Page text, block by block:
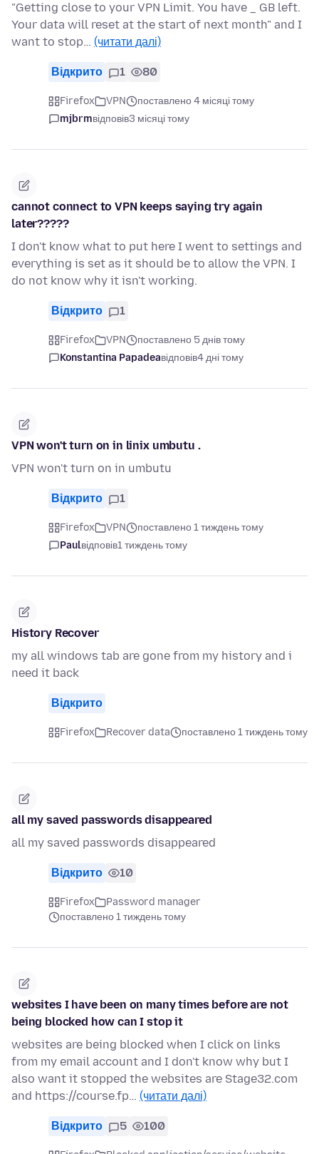
"Getting close to your VPN Limit. You have _ GB left.
Your data will reset at the start of next month" and I
want to stop… (читати далі)
Відкрито 1 80
Firefox VPN
поставлено 4 місяці тому
mjbrmвідповів3 місяці тому
cannot connect to VPN keeps saying try again
later?????
I don't know what to put here I went to settings and
everything is set as it should be to allow the VPN. I
do not know why it isn't working.
Відкрито 1
Firefox VPN
поставлено 5 днів тому
Konstantina Papadeaвідповів4 дні тому
VPN won't turn on in linix umbutu .
VPN won't turn on in umbutu
Відкрито 1
Firefox VPN
поставлено 1 тиждень тому
Paulвідповів1 тиждень тому
History Recover
my all windows tab are gone from my history and i
need it back
Відкрито
Firefox Recover data поставлено 1 тиждень тому
all my saved passwords disappeared
all my saved passwords disappeared
Відкрито 10
Firefox
Password manager
поставлено 1 тиждень тому
websites I have been on many times before are not
being blocked how can I stop it
websites are being blocked when I click on links
from my email account and I don't know why but I
also want it stopped the websites are Stage32.com
and https://course.fp… (читати далі)
Відкрито 5 100